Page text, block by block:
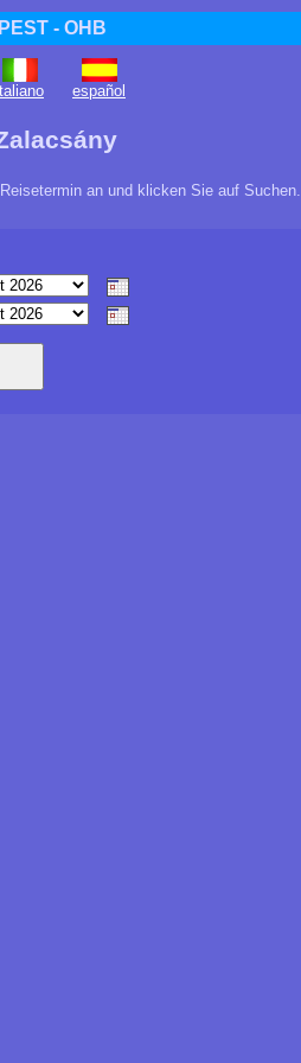
- OHB
español
an und klicken Sie auf Suchen.